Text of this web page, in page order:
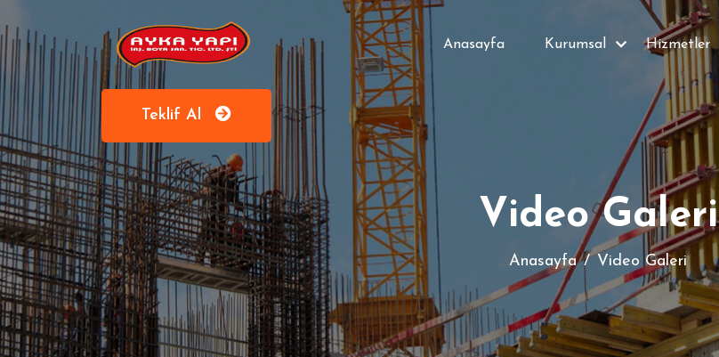
Anasayfa Kurumsal Hizmetler
Teklif Al
Video Galeri
Anasayfa Video Galeri